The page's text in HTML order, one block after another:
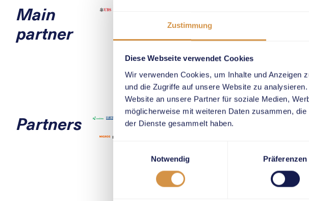
Zustimmung
Diese Webseite verwendet Cookies
Wir verwenden Cookies, um Inhalte und Anzeigen
und die Zugriffe auf unsere Website zu
Website an unsere Partner für soziale Medien,
möglicherweise mit weiteren Daten zusammen,
der Dienste gesammelt haben.
Notwendig
Präferenzen
Main
partner
Partners